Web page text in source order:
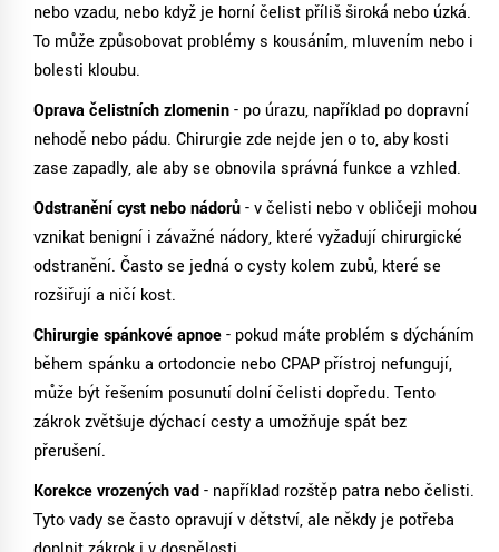
nebo vzadu, nebo když je horní čelist příliš široká nebo úzká.
To může způsobovat problémy s kousáním, mluvením nebo i
bolesti kloubu.
Oprava čelistních zlomenin- po úrazu, například po dopravní
nehodě nebo pádu. Chirurgie zde nejde jen o to, aby kosti
zase zapadly, ale aby se obnovila správná funkce a vzhled.
Odstranění cyst nebo nádorů- v čelisti nebo v obličeji mohou
vznikat benigní i závažné nádory, které vyžadují chirurgické
odstranění. Často se jedná o cysty kolem zubů, které se
rozšiřují a ničí kost.
Chirurgie spánkové apnoe- pokud máte problém s dýcháním
během spánku a ortodoncie nebo CPAP přístroj nefungují,
může být řešením posunutí dolní čelisti dopředu. Tento
zákrok zvětšuje dýchací cesty a umožňuje spát bez
přerušení.
Korekce vrozených vad- například rozštěp patra nebo čelisti.
Tyto vady se často opravují v dětství, ale někdy je potřeba